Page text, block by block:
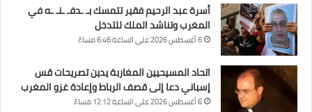
أسرة عبد الرحيم فقير تتمسك بـ ـدفـ ـنـ ـه في
المغرب وتناشد الملك للتدخل
6 أغسطس 2026 على الساعة 6:46 مساءً
اتحاد المسيحيين المغاربة يدين تصريحات قس
إسباني دعا إلى قصف الرباط وإعادة غزو المغرب
6 أغسطس 2026 على الساعة 12:12 مساءً